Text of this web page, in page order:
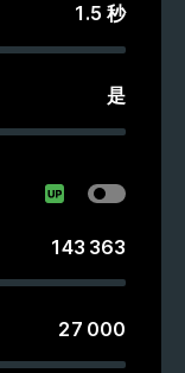
1.5 秒
是
143 363
27 000